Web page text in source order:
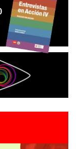
un genocidio»